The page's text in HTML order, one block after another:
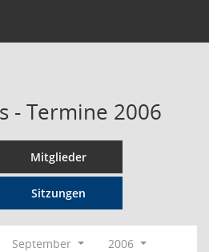
- Termine 2006
Mitglieder
Sitzungen
September
2006